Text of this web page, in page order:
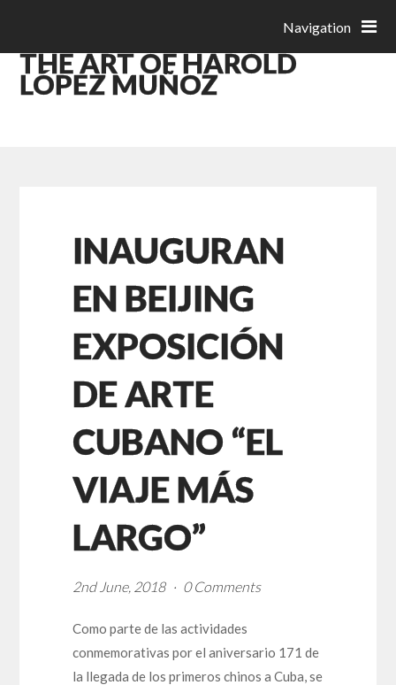
THE ART OF HAROLD
LÓPEZ MUÑOZ
Navigation
INAUGURAN
EN BEIJING
EXPOSICIÓN
DE ARTE
CUBANO “EL
VIAJE MÁS
LARGO”
2nd June, 2018 0 Comments
Como parte de las actividades
conmemorativas por el aniversario 171 de
la llegada de los primeros chinos a Cuba, se